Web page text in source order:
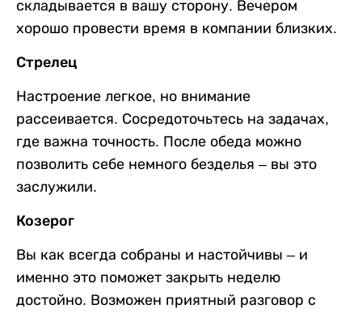
складывается в вашу сторону. Вечером
хорошо провести время в компании близких.
Стрелец
Настроение легкое, но внимание
рассеивается. Сосредоточьтесь на задачах,
где важна точность. После обеда можно
позволить себе немного безделья – вы это
заслужили.
Козерог
Вы как всегда собраны и настойчивы – и
именно это поможет закрыть неделю
достойно. Возможен приятный разговор с